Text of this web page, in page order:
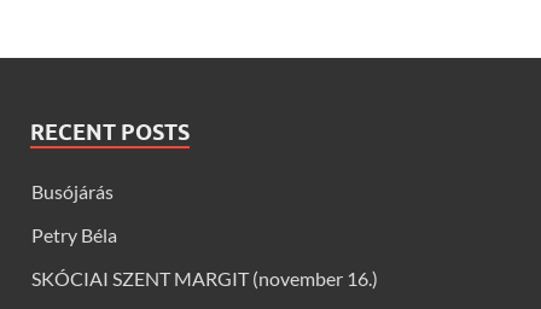
RECENT POSTS
Busójárás
Petry Béla
SKÓCIAI SZENT MARGIT (november 16.)